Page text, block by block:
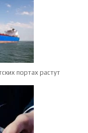
портах растут